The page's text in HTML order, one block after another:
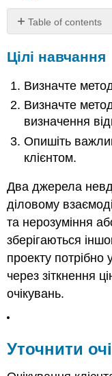
Table of contents
навчання
очікування
Управління
очікуваннями
значення
Справедливо
працюйте
з
клієнтом
Ключові
виноси
Посилання
Цілі навчання
Визначте
Визначте
визначення
Опишіть
клієнтом.
Два джерела
діловому
та нерозуміння
зберігаються
проекту потрібно
через зіткнення
очікувань.
Уточнити